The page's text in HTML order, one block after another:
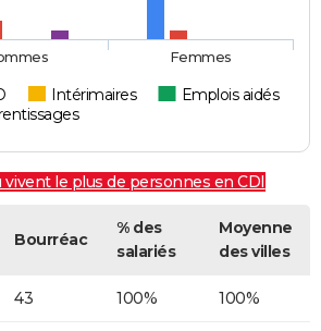
Intérimaires
Emplois aidés
Femmes
vivent le plus de personnes en CDI
Bourréac
% des
salariés
Moyenne
des villes
43 100% 100%